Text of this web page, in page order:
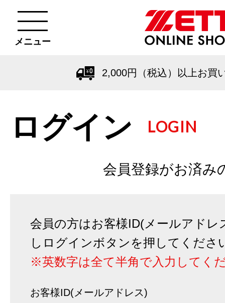
メニュー
2,000円（税込）以上お買
ログイン LOGIN
会員登録がお済み
会員の方はお客様ID(メールアドレ
しログインボタンを押してくださ
※英数字は全て半角で入力してく
お客様ID(メールアドレス)